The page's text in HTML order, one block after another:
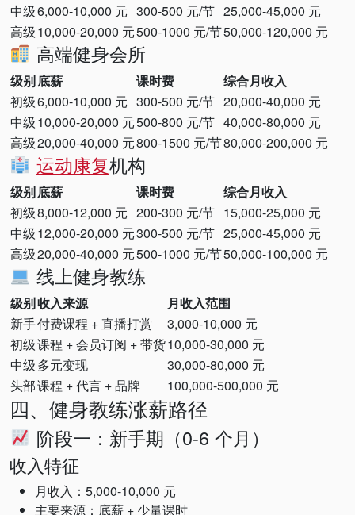
中级6,000-10,000 元 300-500 元/节 25,000-45,000 元
高级10,000-20,000 元500-1000 元/节50,000-120,000 元
高端健身会所
级别底薪 课时费
综合月收入
初级6,000-10,000 元 300-500 元/节 20,000-40,000 元
中级10,000-20,000 元500-800 元/节 40,000-80,000 元
高级20,000-40,000 元800-1500 元/节80,000-200,000 元
运动康复机构
级别底薪 课时费
综合月收入
初级8,000-12,000 元 200-300 元/节 15,000-25,000 元
中级12,000-20,000 元300-500 元/节 25,000-45,000 元
高级20,000-40,000 元500-1000 元/节50,000-100,000 元
线上健身教练
级别收入来源
月收入范围
新手付费课程 + 直播打赏
3,000-10,000 元
初级课程 + 会员订阅 + 带货10,000-30,000 元
中级多元变现
30,000-80,000 元
头部课程 + 代言 + 品牌 100,000-500,000 元
四、健身教练涨薪路径
阶段一：新手期（0-6 个月）
收入特征
月收入：5,000-10,000 元
主要来源：底薪 + 少量课时